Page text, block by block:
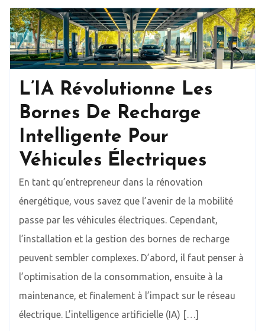
L’IA Révolutionne Les
Bornes De Recharge
Intelligente Pour
Véhicules Électriques
En tant qu’entrepreneur dans la rénovation
énergétique, vous savez que l’avenir de la mobilité
passe par les véhicules électriques. Cependant,
l’installation et la gestion des bornes de recharge
peuvent sembler complexes. D’abord, il faut penser à
l’optimisation de la consommation, ensuite à la
maintenance, et finalement à l’impact sur le réseau
électrique. L’intelligence artificielle (IA) […]